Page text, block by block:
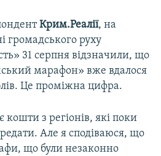
Крим.Реалії, на
громадського руху
31 серпня відзначили, що
марафон» вже вдалося
Це проміжна цифра.
кошти з регіонів, які поки
Але я сподіваюся, що
що були незаконно